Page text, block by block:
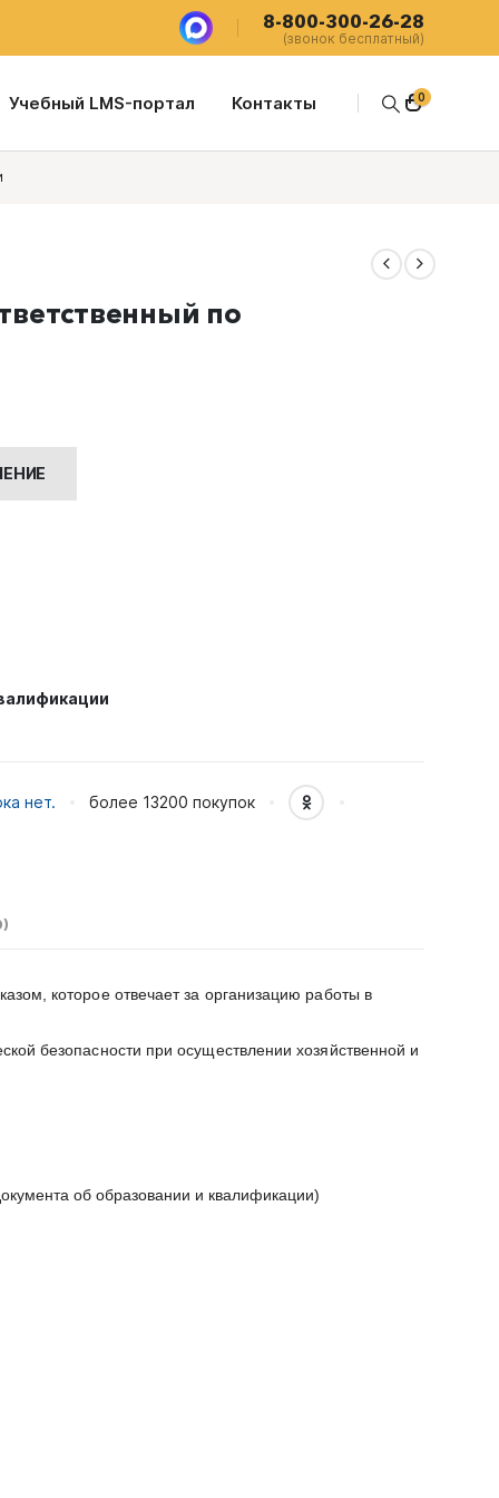
8-800-300-26-28
(звонок бесплатный)
Учебный LMS-портал Контакты 0
по
₽.
нет. более 13200 покупок
которое отвечает за организацию работы в
безопасности при осуществлении хозяйственной и
об образовании и квалификации)